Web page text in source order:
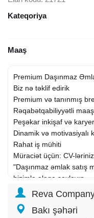
Kateqoriya
Maaş
Premium Daşınmaz
Biz nə təklif edirik
Premium və tanınmış
Rəqabətqabiliyyətli
Peşəkar inkişaf və
Dinamik və motivasiyalı
Rahat iş mühiti
Müraciət üçün: CV-
"Daşınmaz əmlak satış
bizimlə əlaqə saxlayın.
Əlaqə nömrəsi: +994 77
Sea Breeze yaşayış və
müştərilərə təqdim
Reva
Bakı şəhəri